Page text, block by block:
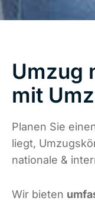
Umzug
mit
Planen Sie
liegt,
nationale &
Wir bieten